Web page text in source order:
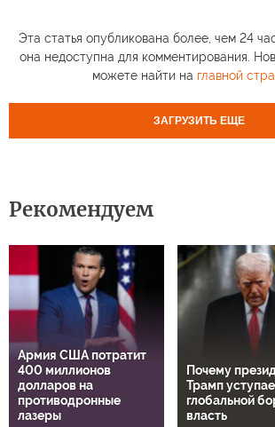
Эта статья опубликована более, чем 24
она недоступна для комментирования.
можете найти на главной
ЗАГРУЗИТЬ ЕЩЕ
Рекомендуем
Армия США потратит
400 миллионов
долларов на
противодронные
лазеры
Почему
Трамп
глобальной
власть